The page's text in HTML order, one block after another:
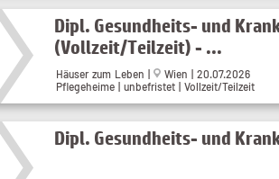
Dipl. Gesundheits- und
(Vollzeit/Teilzeit) - ...
Häuser zum Leben |
Wien | 20.07.2026
Pflegeheime | unbefristet | Vollzeit/Teilzeit
Dipl. Gesundheits- und